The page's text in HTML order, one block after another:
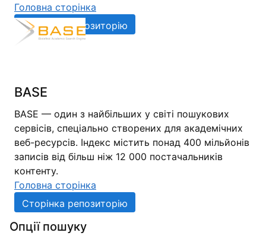
Головна сторінка
Сторінка репозиторію
BASE
BASE — один з найбільших у світі пошукових
сервісів, спеціально створених для академічних
веб-ресурсів. Індекс містить понад 400 мільйонів
записів від більш ніж 12 000 постачальників
контенту.
Головна сторінка
Сторінка репозиторію
Опції пошуку